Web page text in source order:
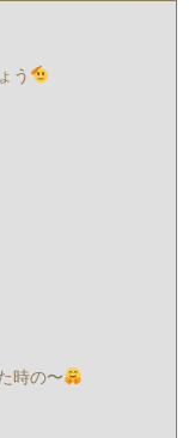
う
時の〜